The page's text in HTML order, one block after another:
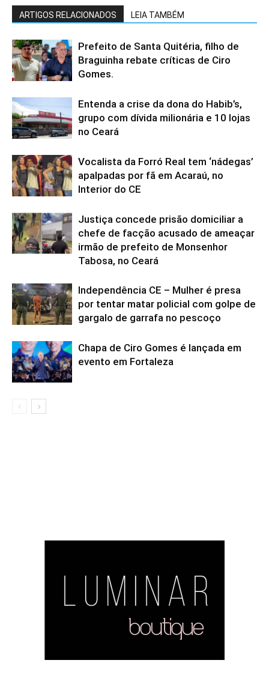
ARTIGOS RELACIONADOS LEIA TAMBÉM
Prefeito de Santa Quitéria, filho de
Braguinha rebate críticas de Ciro
Gomes.
Entenda a crise da dona do Habib’s,
grupo com dívida milionária e 10 lojas
no Ceará
Vocalista da Forró Real tem ‘nádegas’
apalpadas por fã em Acaraú, no
Interior do CE
Justiça concede prisão domiciliar a
chefe de facção acusado de ameaçar
irmão de prefeito de Monsenhor
Tabosa, no Ceará
Independência CE – Mulher é presa
por tentar matar policial com golpe de
gargalo de garrafa no pescoço
Chapa de Ciro Gomes é lançada em
evento em Fortaleza